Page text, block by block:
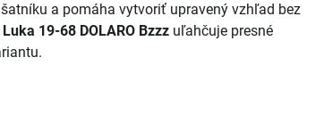
a pomáha vytvoriť upravený vzhľad bez
Luka 19-68 DOLARO Bzzz uľahčuje presné